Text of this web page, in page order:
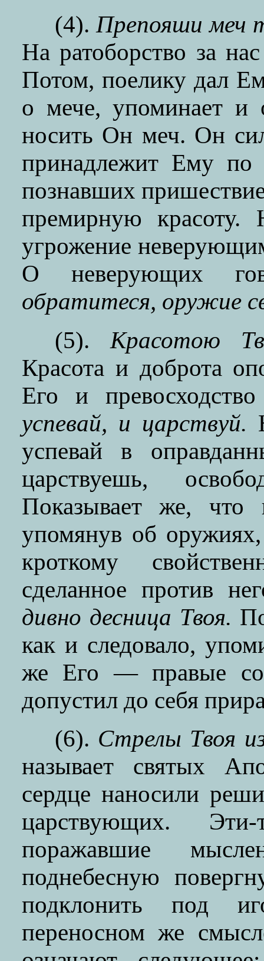
(4).Препояши меч
На ратоборство за
Потом, поелику дал
о мече, упоминает и
носить Он меч. Он
принадлежит Ему по
познавших
премирную
угрожение
О неверующих
обратитеся, оружие
(5). Красотою
Красота и доброта
Его и
успевай, и царствуй.
успевай в
царствуешь,
Показывает же, что
упомянув об
кроткому
сделанное против
дивно десница Твоя.
как и следовало,
же Его — правые
допустил до себя
(6). Стрелы Твоя
называет святых
сердце наносили
царствующих.
поражавшие
поднебесную
подклонить под
переносном же